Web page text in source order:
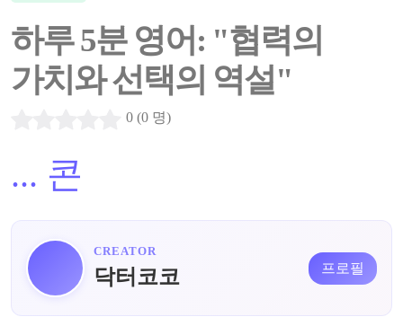
하루 5분 영어: "협력의
가치와 선택의 역설"
0 (0 명)
... 콘
CREATOR
닥터코코 프로필